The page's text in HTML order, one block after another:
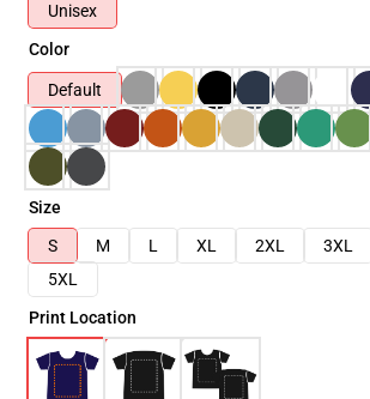
Unisex
Color
Default
Size
S
M L XL 2XL 3XL
5XL
Print Location